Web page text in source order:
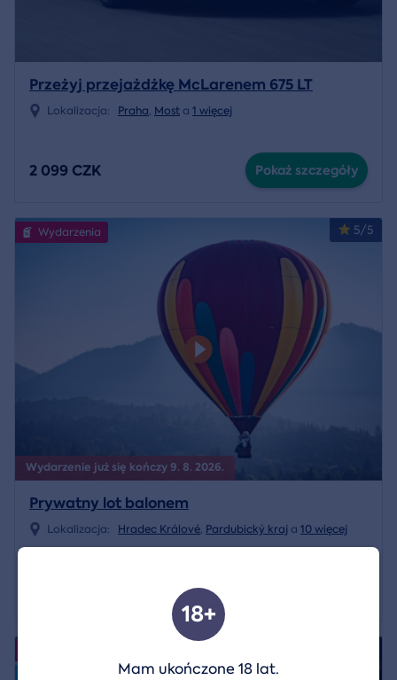
Przeżyj przejażdżkę McLarenem 675 LT
Lokalizacja: Praha, Most a 1 więcej
2 099 CZK Pokaż szczegóły
Wydarzenie już się kończy 9. 8. 2026.
5/5
Wydarzenia
Prywatny lot balonem
Lokalizacja: Hradec Králové, Pardubický kraj a 10 więcej
Volný termín od 08.08.2026
18+
Mam ukończone 18 lat.